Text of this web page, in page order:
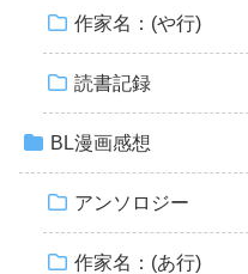
作家名：(や行)
読書記録
BL漫画感想
アンソロジー
作家名：(あ行)